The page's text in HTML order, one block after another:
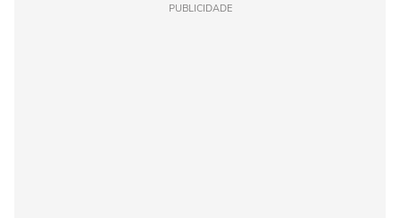
PUBLICIDADE